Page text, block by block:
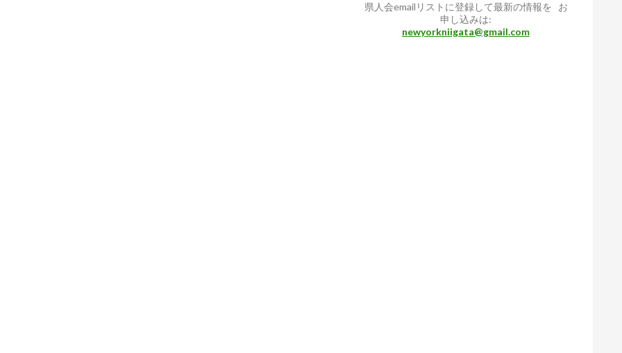
県人会emailリストに登録して最新の情報を お
申し込みは:
newyorkniigata@gmail.com